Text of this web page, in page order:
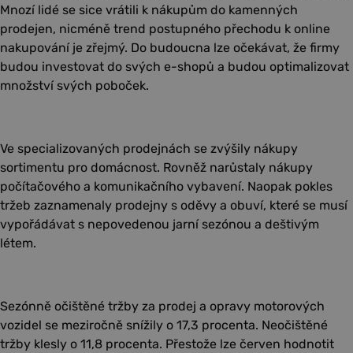
Mnozí lidé se sice vrátili k nákupům do kamenných
prodejen, nicméně trend postupného přechodu k online
nakupování je zřejmý. Do budoucna lze očekávat, že firmy
budou investovat do svých e-shopů a budou optimalizovat
množství svých poboček.
Ve specializovaných prodejnách se zvýšily nákupy
sortimentu pro domácnost. Rovněž narůstaly nákupy
počítačového a komunikačního vybavení. Naopak pokles
tržeb zaznamenaly prodejny s oděvy a obuví, které se musí
vypořádávat s nepovedenou jarní sezónou a deštivým
létem.
Sezónně očištěné tržby za prodej a opravy motorových
vozidel se meziročně snížily o 17,3 procenta. Neočištěné
tržby klesly o 11,8 procenta. Přestože lze červen hodnotit